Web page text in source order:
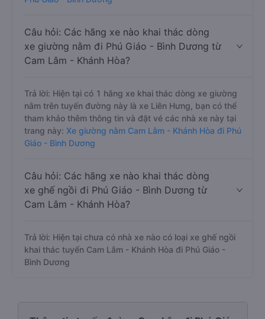
Câu hỏi: Các hãng xe nào khai thác dòng
xe giường nằm đi Phú Giáo - Bình Dương từ
Cam Lâm - Khánh Hòa?
Trả lời: Hiện tại có 1 hãng xe khai thác dòng xe giường
nằm trên tuyến đường này là xe Liên Hưng, bạn có thể
tham khảo thêm thông tin và đặt vé các nhà xe này tại
trang này: Xe giường nằm Cam Lâm - Khánh Hòa đi Phú
Giáo - Bình Dương
Câu hỏi: Các hãng xe nào khai thác dòng
xe ghế ngồi đi Phú Giáo - Bình Dương từ
Cam Lâm - Khánh Hòa?
Trả lời: Hiện tại chưa có nhà xe nào có loại xe ghế ngồi
khai thác tuyến Cam Lâm - Khánh Hòa đi Phú Giáo -
Bình Dương